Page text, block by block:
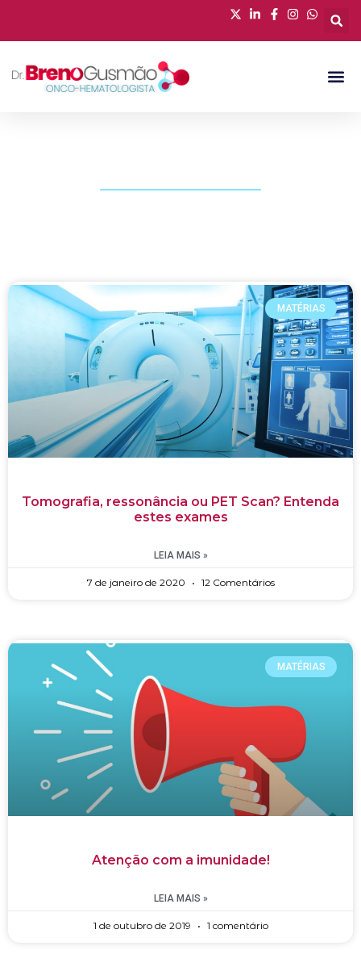
MATÉRIAS
Tomografia, ressonância ou PET Scan? Entenda
estes exames
LEIA MAIS »
7 de janeiro de 2020 12 Comentários
MATÉRIAS
Atenção com a imunidade!
LEIA MAIS »
1 de outubro de 2019 1 comentário